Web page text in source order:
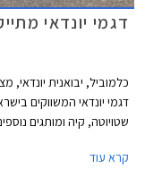
דגמי יונדאי
כלמוביל, יבואנית
דגמי יונדאי המשווקים
שטויוטה, קיה ומותגים
קרא עוד